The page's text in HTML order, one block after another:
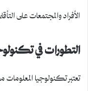
الأفراد والمجتمعات على
التطورات في
تعتبر تكنولوجيا